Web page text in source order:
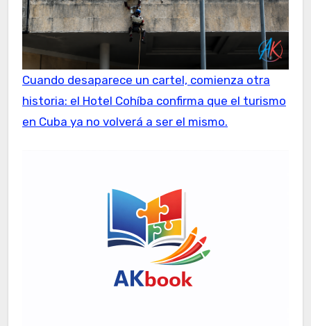
Cuando desaparece un cartel, comienza otra
historia: el Hotel Cohíba confirma que el turismo
en Cuba ya no volverá a ser el mismo.